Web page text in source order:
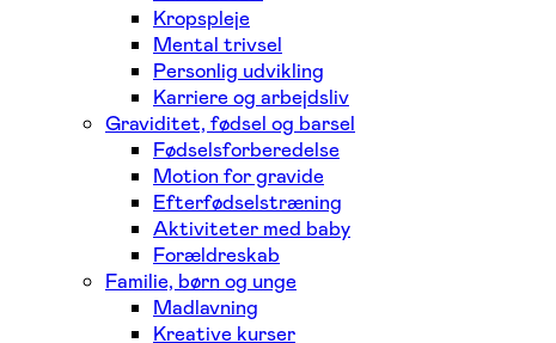
Kropspleje
Mental trivsel
Personlig udvikling
Karriere og arbejdsliv
Graviditet, fødsel og barsel
Fødselsforberedelse
Motion for gravide
Efterfødselstræning
Aktiviteter med baby
Forældreskab
Familie, børn og unge
Madlavning
Kreative kurser